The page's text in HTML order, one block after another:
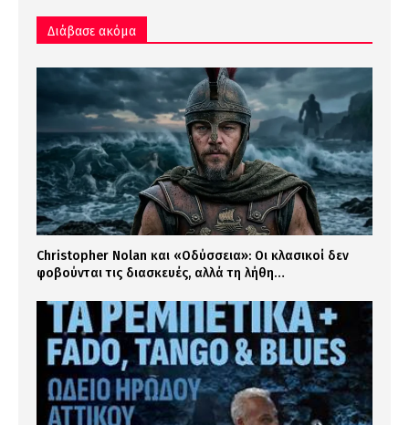
Διάβασε ακόμα
Christopher Nolan και «Οδύσσεια»: Οι κλασικοί δεν
φοβούνται τις διασκευές, αλλά τη λήθη…